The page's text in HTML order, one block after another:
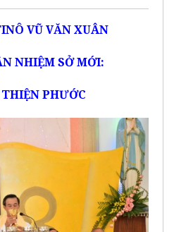
VŨ VĂN XUÂN
NHIỆM SỞ MỚI:
PHƯỚC